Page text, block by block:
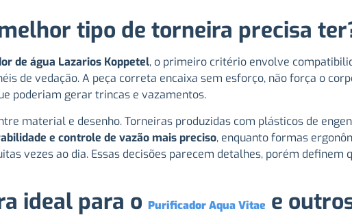
tipo de torneira precisa
de água Lazarios Koppetel, o primeiro critério envolve
de vedação. A peça correta encaixa sem esforço, não força o
poderiam gerar trincas e vazamentos.
material e desenho. Torneiras produzidas com plásticos de
e controle de vazão mais preciso, enquanto formas
vezes ao dia. Essas decisões parecem detalhes, porém definem
ideal para o Purificador Aqua Vitae e